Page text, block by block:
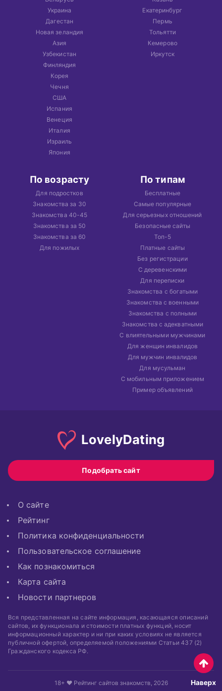
Украина
Дагестан
Новая зеландия
Азия
Узбекистан
Финляндия
Корея
Чечня
США
Испания
Венеция
Италия
Израиль
Япония
Екатеринбург
Пермь
Тольятти
Кемерово
Иркутск
По возрасту
Для подростков
Знакомства за 30
Знакомства 40-45
Знакомства за 50
Знакомства за 60
Для пожилых
По типам
Бесплатные
Самые популярные
Для серьезных отношений
Безопасные сайты
Топ-5
Платные сайты
Без регистрации
С деревенскими
Для переписки
Знакомства с богатыми
Знакомства с военными
Знакомства с полными
Знакомства с адекватными
С влиятельными мужчинами
Для женщин инвалидов
Для мужчин инвалидов
Для мусульман
С мобильным приложением
Пример объявлений
LovelyDating
Подобрать сайт
О сайте
Рейтинг
Политика конфиденциальности
Пользовательское соглашение
Как познакомиться
Карта сайта
Новости партнеров
Вся представленная на сайте информация, касающаяся описаний
сайтов, их функционала и стоимости платных функций, носит
информационный характер и ни при каких условиях не является
публичной офертой, определяемой положениями Статьи 437 (2)
Гражданского кодекса РФ.
18+ ❤ Рейтинг сайтов знакомств, 2026 Наверх